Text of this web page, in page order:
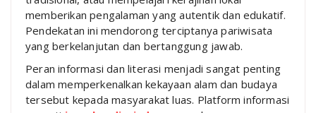
memberikan pengalaman yang autentik dan edukatif.
Pendekatan ini mendorong terciptanya pariwisata
yang berkelanjutan dan bertanggung jawab.
Peran informasi dan literasi menjadi sangat penting
dalam memperkenalkan kekayaan alam dan budaya
tersebut kepada masyarakat luas. Platform informasi